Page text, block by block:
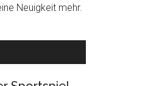
Neuigkeit mehr.